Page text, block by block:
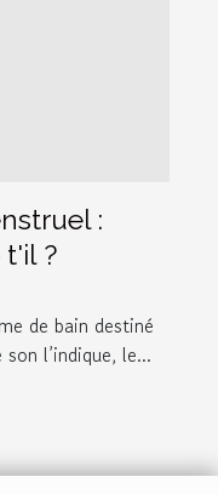
:
?
de bain destiné
l’indique, le...